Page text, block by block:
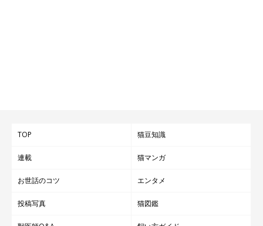
TOP 猫豆知識
連載 猫マンガ
お世話のコツ エンタメ
投稿写真 猫図鑑